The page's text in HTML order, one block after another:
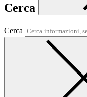
Cerca
Cerca